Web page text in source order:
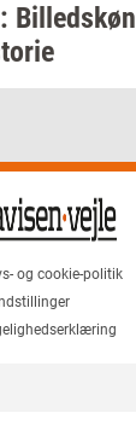
Bil­leds­køn
og cookie-politik